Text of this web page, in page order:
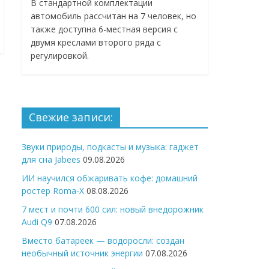
В стандартной комплектации
автомобиль рассчитан на 7 человек, но
также доступна 6-местная версия с
двумя креслами второго ряда с
регулировкой.
Свежие записи:
Звуки природы, подкасты и музыка: гаджет
для сна Jabees 09.08.2026
ИИ научился обжаривать кофе: домашний
ростер Roma-X 08.08.2026
7 мест и почти 600 сил: новый внедорожник
Audi Q9 07.08.2026
Вместо батареек — водоросли: создан
необычный источник энергии 07.08.2026